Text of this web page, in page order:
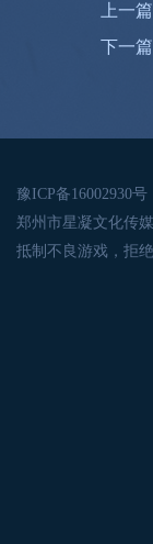
上一
下一
豫ICP备16002930号
郑州市星凝文化传
抵制不良游戏，拒